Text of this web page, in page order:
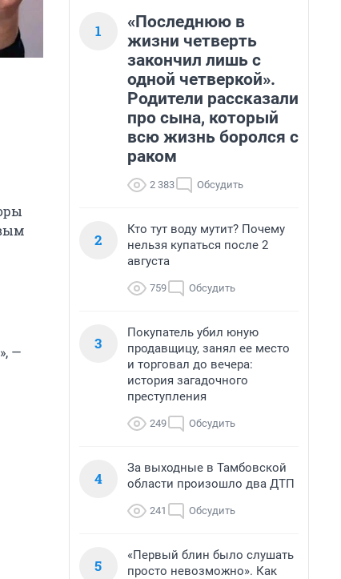
—
1
«Последнюю в
жизни четверть
закончил лишь с
одной четверкой».
Родители рассказали
про сына, который
всю жизнь боролся с
раком
2 383 Обсудить
2
Кто тут воду мутит? Почему
нельзя купаться после 2
августа
759 Обсудить
3
Покупатель убил юную
продавщицу, занял ее место
и торговал до вечера:
история загадочного
преступления
249 Обсудить
4
За выходные в Тамбовской
области произошло два ДТП
241 Обсудить
5
«Первый блин было слушать
просто невозможно». Как